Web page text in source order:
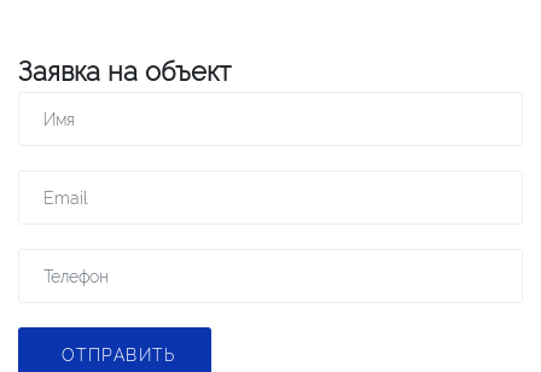
Заявка на объект
ОТПРАВИТЬ